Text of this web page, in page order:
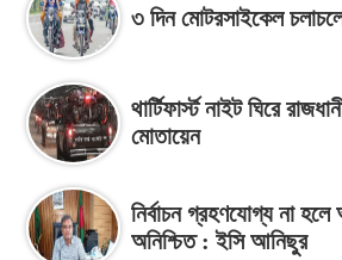
৩ দিন মোটরসাইকেল চলাচলে
থার্টিফার্স্ট নাইট ঘিরে
মোতায়েন
নির্বাচন গ্রহণযোগ্য না
অনিশ্চিত : ইসি আনিছুর